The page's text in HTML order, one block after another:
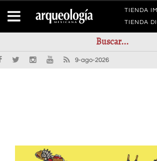
TIENDA
TIENDA
9-ago-2026